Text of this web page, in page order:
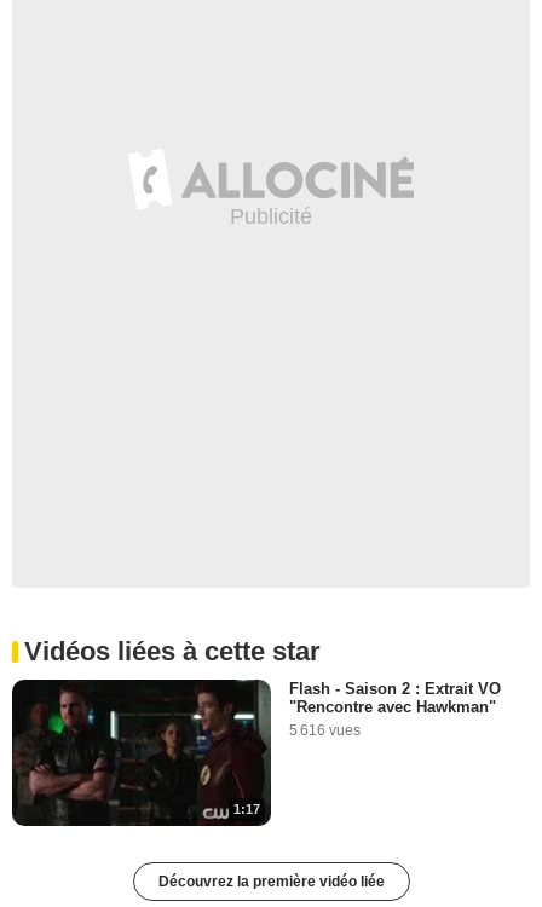
Vidéos liées à cette star
1:17
Flash - Saison 2 : Extrait VO
"Rencontre avec Hawkman"
5 616 vues
Découvrez la première vidéo liée